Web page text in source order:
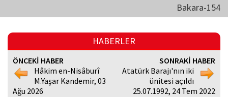
Bakara-154
HABERLER
ÖNCEKİ HABER
Hâkim en-Nisâburî
M.Yaşar Kandemir, 03
Ağu 2026
SONRAKİ HABER
Atatürk Barajı'nın iki
ünitesi açıldı
25.07.1992, 24 Tem 2022